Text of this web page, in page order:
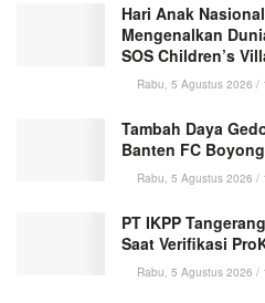
Hari Anak
Mengenalkan
SOS Children’s
Rabu, 5 Agustus 2026 /
Tambah Daya
Banten FC
Rabu, 5 Agustus 2026 /
PT IKPP
Saat Verifikasi
Rabu, 5 Agustus 2026 /